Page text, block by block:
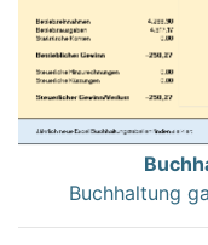
Buchhaltung